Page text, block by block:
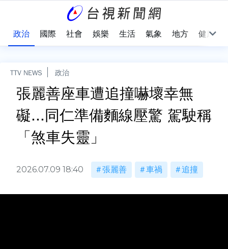
政治 國際 社會 娛樂 生活 氣象 地方 健康
TTV NEWS 政治
張麗善座車遭追撞嚇壞幸無
礙...同仁準備麵線壓驚 駕駛稱
「煞車失靈」
2026.07.09 18:40 張麗善 車禍 追撞